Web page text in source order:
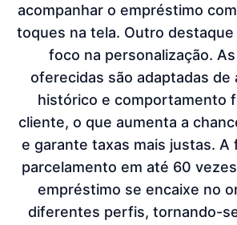
acompanhar o empréstimo
toques na tela. Outro destaque
foco na personalização.
oferecidas são adaptadas de
histórico e comportamento
cliente, o que aumenta a
e garante taxas mais justas. A
parcelamento em até 60
empréstimo se encaixe no
diferentes perfis, tornando-